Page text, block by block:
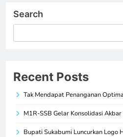
Search
Recent Posts
Tak Mendapat Penanganan
M1R-SSB Gelar Konsolidasi Akbar
Bupati Sukabumi Luncurkan Logo